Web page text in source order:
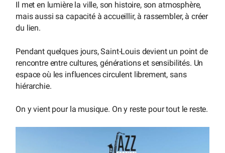
Il met en lumière la ville, son histoire, son atmosphère,
mais aussi sa capacité à accueillir, à rassembler, à créer
du lien.
Pendant quelques jours, Saint-Louis devient un point de
rencontre entre cultures, générations et sensibilités. Un
espace où les influences circulent librement, sans
hiérarchie.
On y vient pour la musique. On y reste pour tout le reste.